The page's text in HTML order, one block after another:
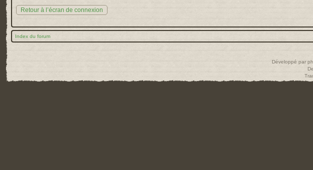
Retour à l’écran de connexion
Index du forum
Développé par